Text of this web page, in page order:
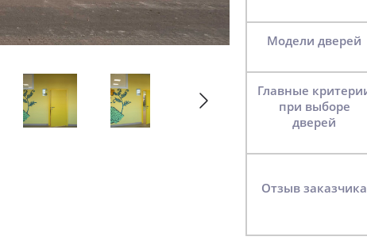
Модели дверей
Главные критерии
при выборе
дверей
Отзыв заказчика